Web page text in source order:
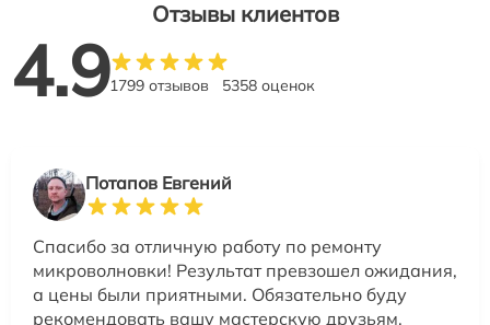
Отзывы клиентов
4.91799 отзывов 5358 оценок
Потапов Евгений
Спасибо за отличную работу по ремонту
микроволновки! Результат превзошел ожидания,
а цены были приятными. Обязательно буду
рекомендовать вашу мастерскую друзьям.